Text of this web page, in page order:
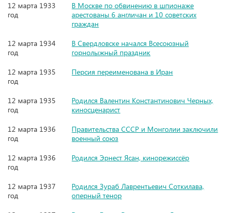
12 марта 1933
год
В Москве по обвинению в шпионаже
арестованы 6 англичан и 10 советских
граждан
12 марта 1934
год
В Свердловске начался Всесоюзный
горнолыжный праздник
12 марта 1935
год
Персия переименована в Иран
12 марта 1935
год
Родился Валентин Константинович Черных,
киносценарист
12 марта 1936
год
Правительства СССР и Монголии заключили
военный союз
12 марта 1936
год
Родился Эрнест Ясан, кинорежиссёр
12 марта 1937
год
Родился Зураб Лаврентьевич Соткилава,
оперный тенор